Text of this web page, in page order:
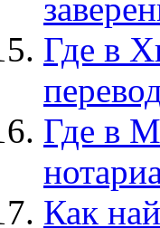
Где в
Где в
Как